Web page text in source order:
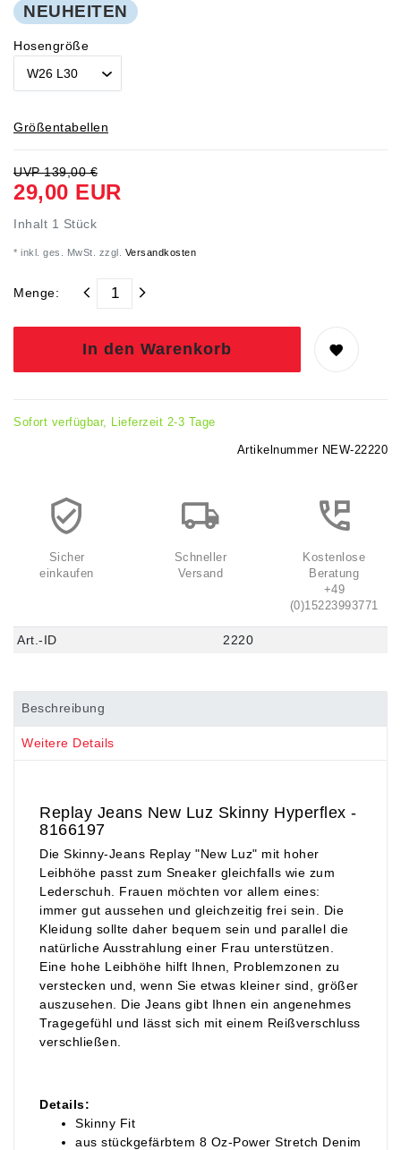
NEUHEITEN
Hosengröße
Größentabellen
UVP 139,00 €
29,00 EUR
Inhalt 1 Stück
* inkl. ges. MwSt. zzgl. Versandkosten
Menge:
In den Warenkorb
Sofort verfügbar, Lieferzeit 2-3 Tage
Artikelnummer NEW-22220
Sicher
einkaufen
Schneller
Versand
Kostenlose
Beratung
+49
(0)15223993771
Art.-ID 2220
Beschreibung
Weitere Details
Replay Jeans New Luz Skinny Hyperflex -
8166197
Die Skinny-Jeans Replay "New Luz" mit hoher
Leibhöhe passt zum Sneaker gleichfalls wie zum
Lederschuh. Frauen möchten vor allem eines:
immer gut aussehen und gleichzeitig frei sein. Die
Kleidung sollte daher bequem sein und parallel die
natürliche Ausstrahlung einer Frau unterstützen.
Eine hohe Leibhöhe hilft Ihnen, Problemzonen zu
verstecken und, wenn Sie etwas kleiner sind, größer
auszusehen. Die Jeans gibt Ihnen ein angenehmes
Tragegefühl und lässt sich mit einem Reißverschluss
verschließen.
Details:
Skinny Fit
aus stückgefärbtem 8 Oz-Power Stretch Denim